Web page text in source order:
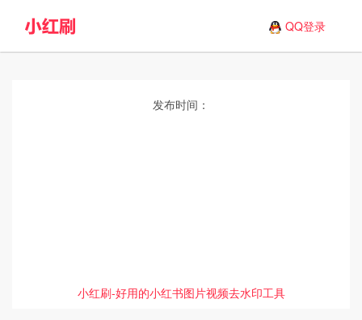
QQ登录
发布时间：
小红刷-好用的小红书图片视频去水印工具